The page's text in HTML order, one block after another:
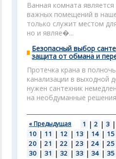
Ванная комната
важных помещений в
только служит местом
но и являе�...
Безопасный выбор
защита от обмана и
Протечка крана в
канализации в выходной
нужен сантехник
на необдуманные
« Предыдущая 1 | 2 | 3 |
10 | 11 | 12 | 13 | 14 | 15
20 | 21 | 22 | 23 | 24 | 25
30 | 31 | 32 | 33 | 34 | 35